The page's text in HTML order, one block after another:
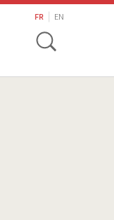
FR EN
Toggle